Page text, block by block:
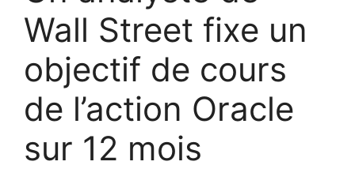
Wall Street fixe un
objectif de cours
de l’action Oracle
sur 12 mois